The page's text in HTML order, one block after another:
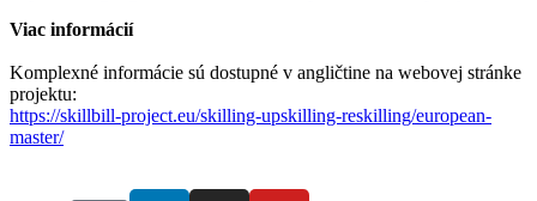
Viac informácií
Komplexné informácie sú dostupné v angličtine na webovej stránke
projektu:
https://skillbill-project.eu/skilling-upskilling-reskilling/european-
master/